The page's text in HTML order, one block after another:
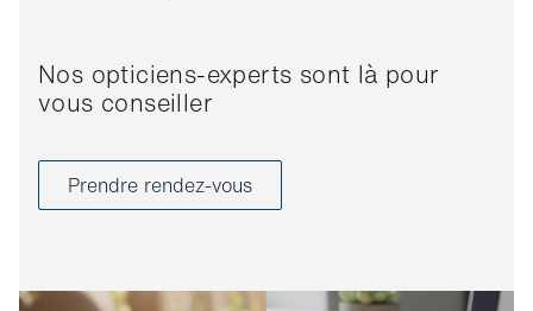
Nos opticiens-experts sont là pour
vous conseiller
Prendre rendez-vous